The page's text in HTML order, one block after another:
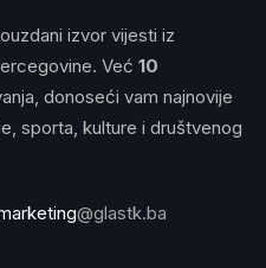
izvor vijesti iz
Već 10
donoseći vam najnovije
sporta, kulture i društvenog
@glastk.ba